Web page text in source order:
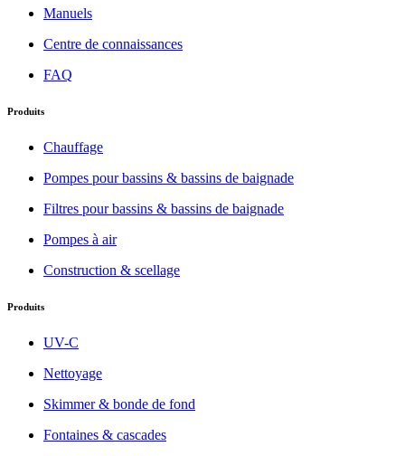
Manuels
Centre de connaissances
FAQ
Produits
Chauffage
Pompes pour bassins & bassins de baignade
Filtres pour bassins & bassins de baignade
Pompes à air
Construction & scellage
Produits
UV-C
Nettoyage
Skimmer & bonde de fond
Fontaines & cascades